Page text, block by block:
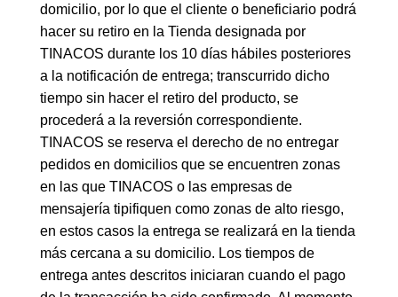
domicilio, por lo que el cliente o beneficiario podrá
hacer su retiro en la Tienda designada por
TINACOS durante los 10 días hábiles posteriores
a la notificación de entrega; transcurrido dicho
tiempo sin hacer el retiro del producto, se
procederá a la reversión correspondiente.
TINACOS se reserva el derecho de no entregar
pedidos en domicilios que se encuentren zonas
en las que TINACOS o las empresas de
mensajería tipifiquen como zonas de alto riesgo,
en estos casos la entrega se realizará en la tienda
más cercana a su domicilio. Los tiempos de
entrega antes descritos iniciaran cuando el pago